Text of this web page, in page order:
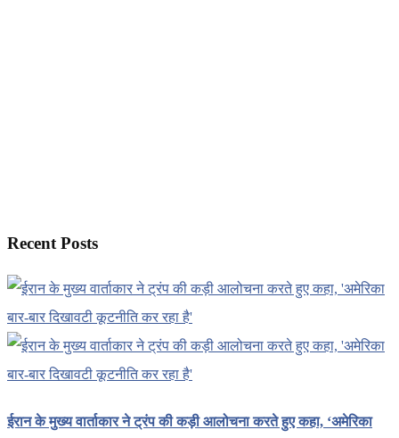
Recent Posts
ईरान के मुख्य वार्ताकार ने ट्रंप की कड़ी आलोचना करते हुए कहा, ‘अमेरिका